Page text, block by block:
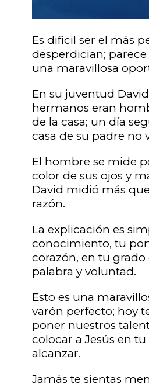
Es difícil ser el más
desperdician;
una maravillosa
En su juventud
hermanos eran
de la casa; un día
casa de su padre no
El hombre se mide
color de sus ojos y
David midió más
razón.
La explicación es
conocimiento, tu
corazón, en tu
palabra y voluntad.
Esto es una
varón perfecto; hoy
poner nuestros
colocar a Jesús en
alcanzar.
Jamás te sientas